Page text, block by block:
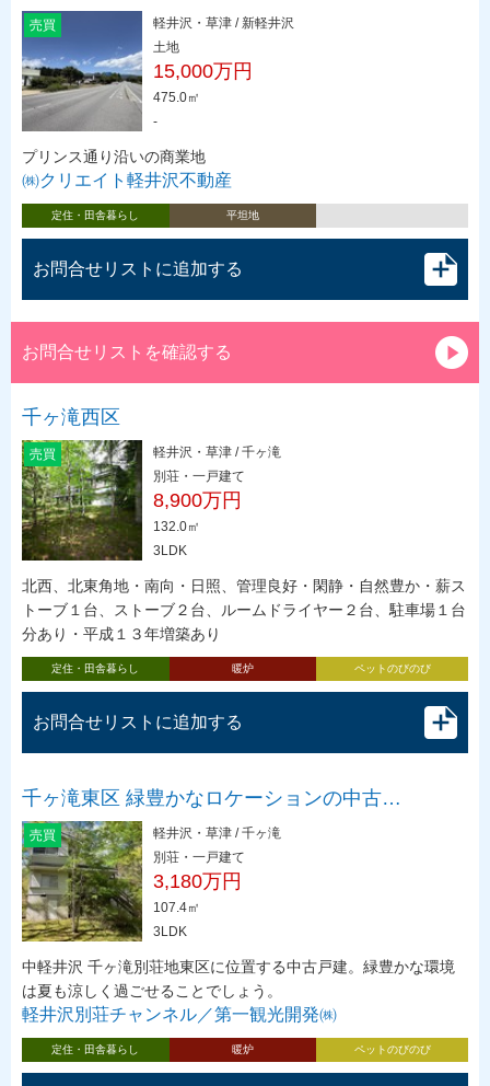
売買
軽井沢・草津 / 新軽井沢
土地
15,000万円
475.0㎡
-
プリンス通り沿いの商業地
㈱クリエイト軽井沢不動産
定住・田舎暮らし 平坦地
お問合せリストに追加する
お問合せリストを確認する
千ヶ滝西区
売買
軽井沢・草津 / 千ヶ滝
別荘・一戸建て
8,900万円
132.0㎡
3LDK
北西、北東角地・南向・日照、管理良好・閑静・自然豊か・薪ス
トーブ１台、ストーブ２台、ルームドライヤー２台、駐車場１台
分あり・平成１３年増築あり
定住・田舎暮らし 暖炉 ペットのびのび
お問合せリストに追加する
千ヶ滝東区 緑豊かなロケーションの中古…
売買
軽井沢・草津 / 千ヶ滝
別荘・一戸建て
3,180万円
107.4㎡
3LDK
中軽井沢 千ヶ滝別荘地東区に位置する中古戸建。緑豊かな環境
は夏も涼しく過ごせることでしょう。
軽井沢別荘チャンネル／第一観光開発㈱
定住・田舎暮らし 暖炉 ペットのびのび